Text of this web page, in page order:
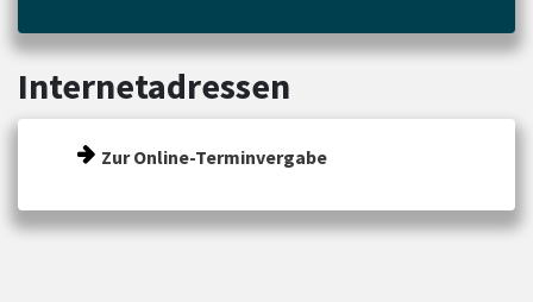
Internetadressen
Zur Online-Terminvergabe